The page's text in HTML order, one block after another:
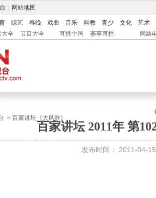
网站地图
综艺 春晚 戏曲 音乐 科教 青少 文化
艺术
大全 节目大全 直播中国 赛事直播 网络
> 百家讲坛《大风歌》
百家讲坛 2011年 第
发布时间： 2011-04-